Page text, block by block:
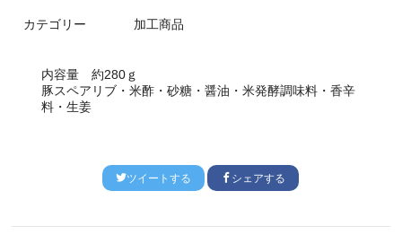
カテゴリー 加工商品
内容量約280ｇ
豚スペアリブ・米酢・砂糖・醤油・米発酵調味料・香辛
料・生姜
ツイートする シェアする